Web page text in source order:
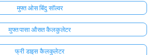
मुफ्त ओस बिंदु सॉल्वर
मुफ्त पासा औसत कैलकुलेटर
फ्री डाइस कैलकुलेटर